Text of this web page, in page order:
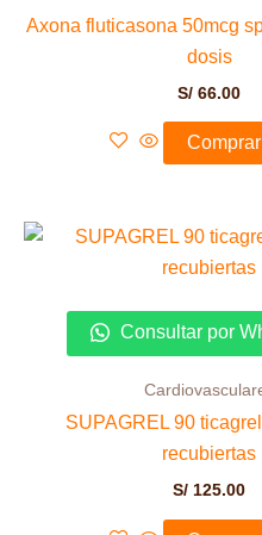
Axona fluticasona 50mcg
dosis
S/ 66.00
Comprar
Consultar por
SUPAGREL 90
recubiertas
S/ 125.00